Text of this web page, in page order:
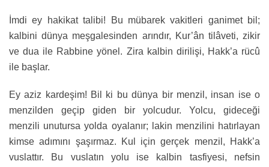
İmdi ey hakikat talibi! Bu mübarek vakitleri ganimet bil;
kalbini dünya meşgalesinden arındır, Kur’ân tilâveti, zikir
ve dua ile Rabbine yönel. Zira kalbin dirilişi, Hakk’a rücû
ile başlar.
Ey aziz kardeşim! Bil ki bu dünya bir menzil, insan ise o
menzilden geçip giden bir yolcudur. Yolcu, gideceği
menzili unutursa yolda oyalanır; lakin menzilini hatırlayan
kimse adımını şaşırmaz. Kul için gerçek menzil, Hakk’a
vuslattır. Bu vuslatın yolu ise kalbin tasfiyesi, nefsin